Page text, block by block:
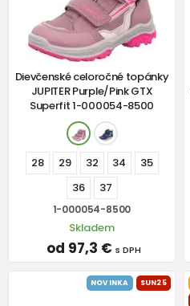
Dievčenské celoročné topánky
JUPITER Purple/Pink GTX
Superfit 1-000054-8500
28 29 32 34
35
36
37
1-000054-8500
Skladem
od 97,3 € s DPH
NOVINKA SUN25